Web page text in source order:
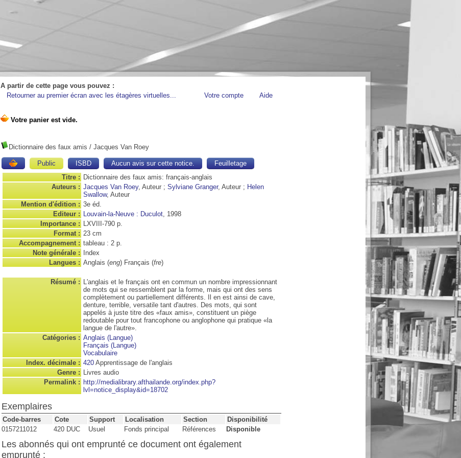
A partir de cette page vous pouvez :
Retourner au premier écran avec les étagères virtuelles...
Votre compte Aide
Dictionnaire des faux amis / Jacques Van Roey
Public ISBD Aucun avis sur cette notice.
Feuilletage
Titre : Dictionnaire des faux amis: français-anglais
Auteurs : Jacques Van Roey, Auteur ; Sylviane Granger, Auteur ; Helen
Swallow, Auteur
Mention d'édition : 3e éd.
Editeur : Louvain-la-Neuve : Duculot, 1998
Importance : LXVIII-790 p.
Format : 23 cm
Accompagnement : tableau : 2 p.
Note générale :
Index
Langues : Anglais (eng) Français (fre)
Résumé : L'anglais et le français ont en commun un nombre impressionnant
de mots qui se ressemblent par la forme, mais qui ont des sens
complètement ou partiellement différents. Il en est ainsi de cave,
denture, terrible, versatile tant d'autres. Des mots, qui sont
appelés à juste titre des «faux amis», constituent un piège
redoutable pour tout francophone ou anglophone qui pratique «la
langue de l'autre».
Catégories : Anglais (Langue)
Français (Langue)
Vocabulaire
Index. décimale : 420 Apprentissage de l'anglais
Genre : Livres audio
Permalink : http://medialibrary.afthailande.org/index.php?
lvl=notice_display&id=18702
Exemplaires
Code-barres Cote Support Localisation Section
Disponibilité
0157211012
420 DUC Usuel Fonds principal Références Disponible
Les abonnés qui ont emprunté ce document ont également
emprunté :